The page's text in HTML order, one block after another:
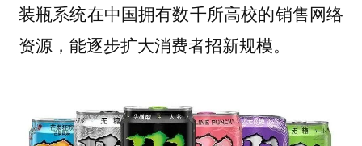
装瓶系统在中国拥有数千所高校的销售网络
资源，能逐步扩大消费者招新规模。